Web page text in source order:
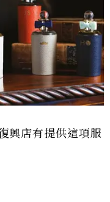
興店有提供這項服